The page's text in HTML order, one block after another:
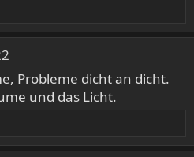
Probleme dicht an dicht.
und das Licht.